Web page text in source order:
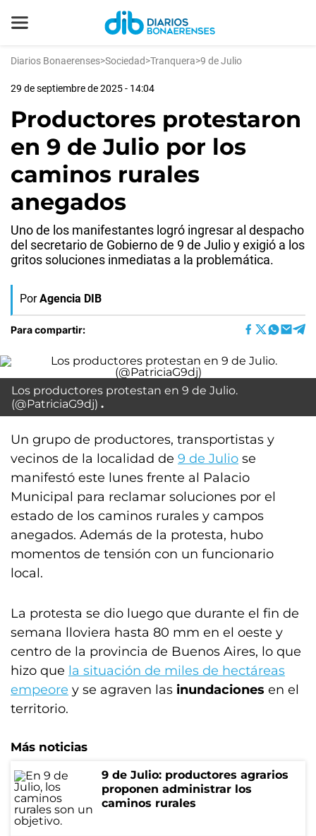
Diarios Bonaerenses>Sociedad>Tranquera>9 de Julio
29 de septiembre de 2025 - 14:04
Productores protestaron
en 9 de Julio por los
caminos rurales
anegados
Uno de los manifestantes logró ingresar al despacho
del secretario de Gobierno de 9 de Julio y exigió a los
gritos soluciones inmediatas a la problemática.
Por Agencia DIB
Para compartir:
Los productores protestan en 9 de Julio.
(@PatriciaG9dj)
Un grupo de productores, transportistas y
vecinos de la localidad de 9 de Julio se
manifestó este lunes frente al Palacio
Municipal para reclamar soluciones por el
estado de los caminos rurales y campos
anegados. Además de la protesta, hubo
momentos de tensión con un funcionario
local.
La protesta se dio luego que durante el fin de
semana lloviera hasta 80 mm en el oeste y
centro de la provincia de Buenos Aires, lo que
hizo que la situación de miles de hectáreas
empeore y se agraven las inundaciones en el
territorio.
Más noticias
9 de Julio: productores agrarios
proponen administrar los
caminos rurales